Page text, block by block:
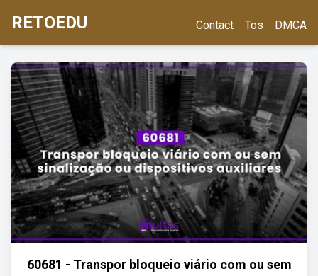
RETOEDU Contact Tos DMCA
60681 - Transpor bloqueio viário com ou sem